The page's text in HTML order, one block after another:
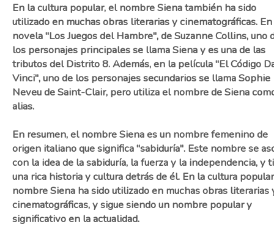
En la cultura popular, el nombre Siena también ha sido
utilizado en muchas obras literarias y cinematográficas.
novela "Los Juegos del Hambre", de Suzanne Collins, uno
los personajes principales se llama Siena y es una de las
tributos del Distrito 8. Además, en la película "El Código
Vinci", uno de los personajes secundarios se llama Sophie
Neveu de Saint-Clair, pero utiliza el nombre de Siena
alias.
En resumen, el nombre Siena es un nombre femenino de
origen italiano que significa "sabiduría". Este nombre se
con la idea de la sabiduría, la fuerza y la independencia, y
una rica historia y cultura detrás de él. En la cultura
nombre Siena ha sido utilizado en muchas obras literarias
cinematográficas, y sigue siendo un nombre popular y
significativo en la actualidad.